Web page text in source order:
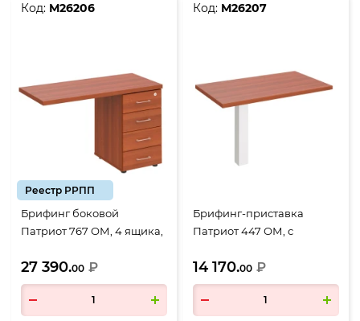
Код: М26206
Реестр РРПП
Брифинг боковой
Патриот 767 ОМ, 4 ящика,
орех
27 390.00 ₽
Код: М26207
Брифинг-приставка
Патриот 447 ОМ, с
миланский орех
14 170.00 ₽